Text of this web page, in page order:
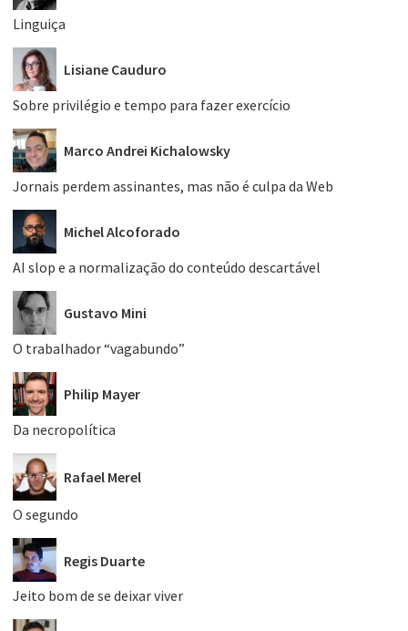
Linguiça
Lisiane Cauduro
Sobre privilégio e tempo para fazer exercício
Marco Andrei Kichalowsky
Jornais perdem assinantes, mas não é culpa da Web
Michel Alcoforado
AI slop e a normalização do conteúdo descartável
Gustavo Mini
O trabalhador “vagabundo”
Philip Mayer
Da necropolítica
Rafael Merel
O segundo
Regis Duarte
Jeito bom de se deixar viver